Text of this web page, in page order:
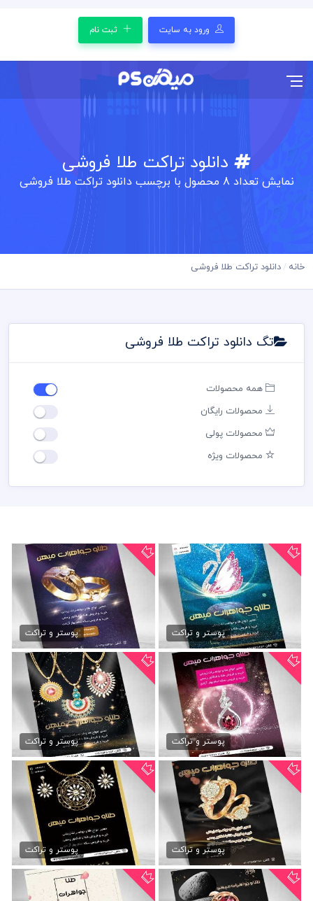
ورود به سایت ثبت نام
دانلود تراکت طلا فروشی
نمایش تعداد8 محصول با برچسب دانلود تراکت طلا فروشی
خانه دانلود تراکت طلا فروشی
تگ دانلود تراکت طلا فروشی
همه محصولات
محصولات رایگان
محصولات پولی
محصولات ویژه
تراکت گالری طلا
79,000 تومان پوستر و تراکت
دانلود تراکت طلا و جواهرات
79,000 تومان پوستر و تراکت
طرح تراکت طلا و جواهرات
79,000 تومان پوستر و تراکت
طرح تراکت گالری جواهرات
79,000 تومان پوستر و تراکت
دانلود تراکت جواهر فروشی
79,000 تومان پوستر و تراکت
تراکت لایه باز طلا فروشی
79,000 تومان پوستر و تراکت